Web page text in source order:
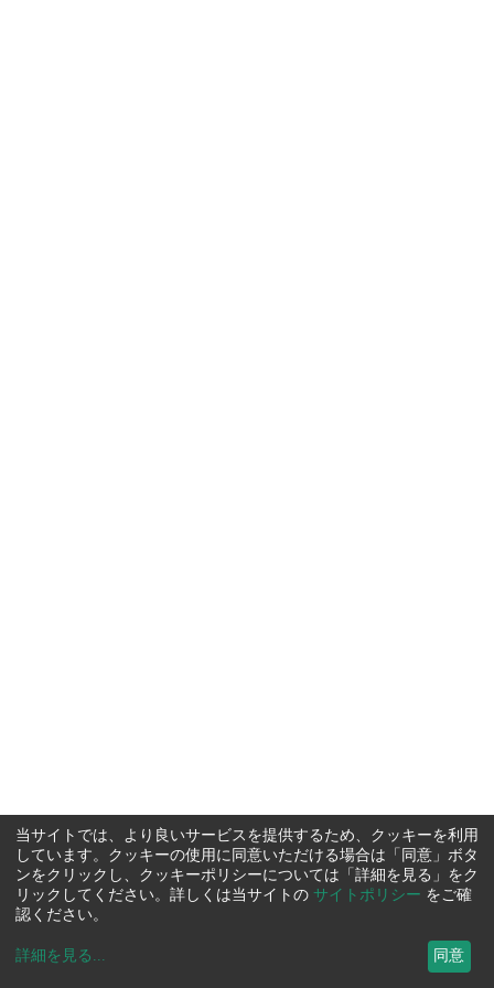
当サイトでは、より良いサービスを提供するため、クッキーを利用
しています。クッキーの使用に同意いただける場合は「同意」ボタ
ンをクリックし、クッキーポリシーについては「詳細を見る」をク
リックしてください。詳しくは当サイトの サイトポリシー をご確
認ください。
詳細を見る ... 同意